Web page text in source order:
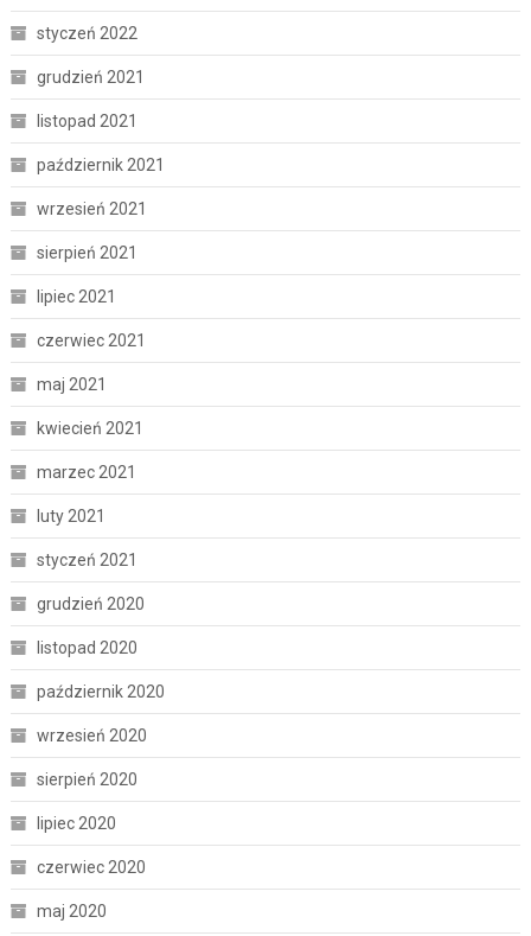
styczeń 2022
grudzień 2021
listopad 2021
październik 2021
wrzesień 2021
sierpień 2021
lipiec 2021
czerwiec 2021
maj 2021
kwiecień 2021
marzec 2021
luty 2021
styczeń 2021
grudzień 2020
listopad 2020
październik 2020
wrzesień 2020
sierpień 2020
lipiec 2020
czerwiec 2020
maj 2020